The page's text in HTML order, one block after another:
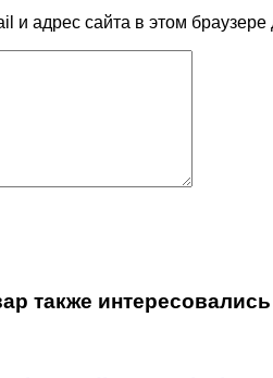
и адрес сайта в этом
также интересовались